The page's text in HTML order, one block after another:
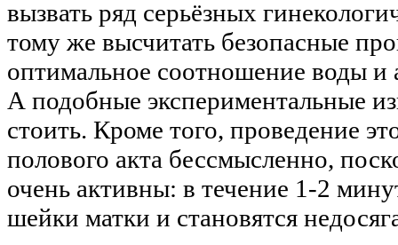
вызвать ряд серьёзных
тому же высчитать безопасные
оптимальное соотношение воды
А подобные экспериментальные
стоить. Кроме того, проведение
полового акта бессмысленно,
очень активны: в течение 1-2
шейки матки и становятся